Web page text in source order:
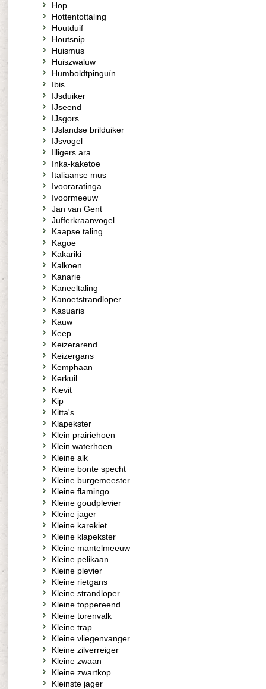
Hop
Hottentottaling
Houtduif
Houtsnip
Huismus
Huiszwaluw
Humboldtpinguïn
Ibis
IJsduiker
IJseend
IJsgors
IJslandse brilduiker
IJsvogel
Illigers ara
Inka-kaketoe
Italiaanse mus
Ivooraratinga
Ivoormeeuw
Jan van Gent
Jufferkraanvogel
Kaapse taling
Kagoe
Kakariki
Kalkoen
Kanarie
Kaneeltaling
Kanoetstrandloper
Kasuaris
Kauw
Keep
Keizerarend
Keizergans
Kemphaan
Kerkuil
Kievit
Kip
Kitta's
Klapekster
Klein prairiehoen
Klein waterhoen
Kleine alk
Kleine bonte specht
Kleine burgemeester
Kleine flamingo
Kleine goudplevier
Kleine jager
Kleine karekiet
Kleine klapekster
Kleine mantelmeeuw
Kleine pelikaan
Kleine plevier
Kleine rietgans
Kleine strandloper
Kleine toppereend
Kleine torenvalk
Kleine trap
Kleine vliegenvanger
Kleine zilverreiger
Kleine zwaan
Kleine zwartkop
Kleinste jager